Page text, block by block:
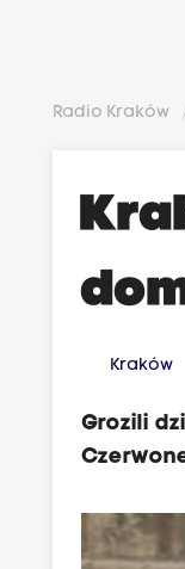
Radio Kraków
Kraków
Grozili